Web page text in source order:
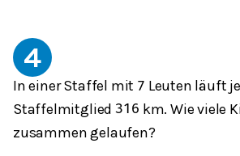
4
In einer Staffel mit 7 Leuten läuft
Staffelmitglied 31 6 km. Wie viele
zusammen gelaufen?